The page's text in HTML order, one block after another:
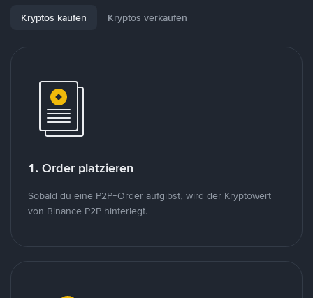
Kryptos kaufen Kryptos verkaufen
1. Order platzieren
Sobald du eine P2P-Order aufgibst, wird der Kryptowert
von Binance P2P hinterlegt.